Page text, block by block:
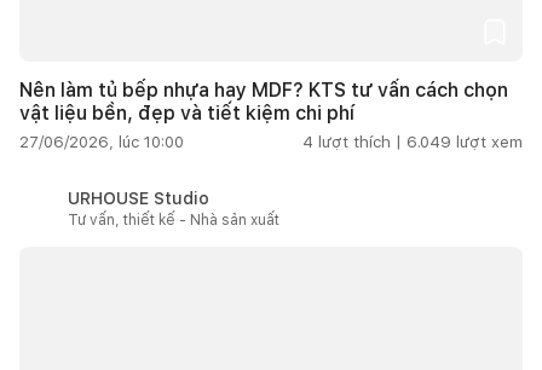
Nên làm tủ bếp nhựa hay MDF? KTS tư vấn cách chọn
vật liệu bền, đẹp và tiết kiệm chi phí
27/06/2026, lúc 10:00 4 lượt thích | 6.049 lượt xem
URHOUSE Studio
Tư vấn, thiết kế - Nhà sản xuất